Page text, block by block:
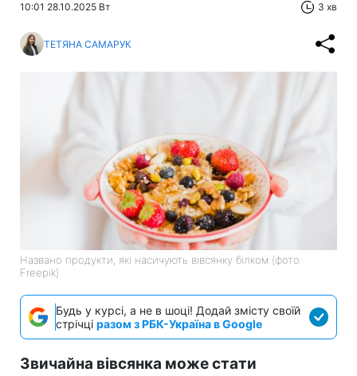
10:01 28.10.2025 Вт 3 хв
ТЕТЯНА САМАРУК
Названо продукти, які насичують вівсянку білком (фото:
Freepik)
Будь у курсі, а не в шоці! Додай змісту своїй
стрічці разом з РБК-Україна в Google
Звичайна вівсянка може стати